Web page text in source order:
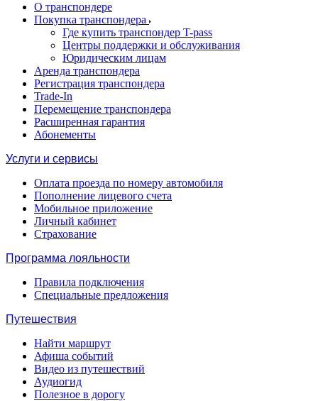
О транспондере
Покупка транспондера
Где купить транспондер T-pass
Центры поддержки и обслуживания
Юридическим лицам
Аренда транспондера
Регистрация транспондера
Trade-In
Перемещение транспондера
Расширенная гарантия
Абонементы
Услуги и сервисы
Оплата проезда по номеру автомобиля
Пополнение лицевого счета
Мобильное приложение
Личный кабинет
Страхование
Программа лояльности
Правила подключения
Специальные предложения
Путешествия
Найти маршрут
Афиша событий
Видео из путешествий
Аудиогид
Полезное в дорогу